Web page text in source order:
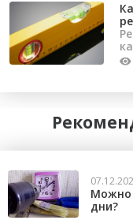
Можно
дни?